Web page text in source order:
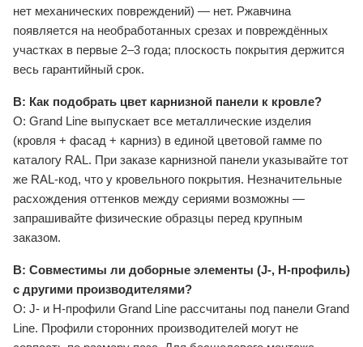
нет механических повреждений) — нет. Ржавчина
появляется на необработанных срезах и повреждённых
участках в первые 2–3 года; плоскость покрытия держится
весь гарантийный срок.
В: Как подобрать цвет карнизной панели к кровле?
О: Grand Line выпускает все металлические изделия
(кровля + фасад + карниз) в единой цветовой гамме по
каталогу RAL. При заказе карнизной панели указывайте тот
же RAL-код, что у кровельного покрытия. Незначительные
расхождения оттенков между сериями возможны —
запрашивайте физические образцы перед крупным
заказом.
В: Совместимы ли доборные элементы (J-, H-профиль)
с другими производителями?
О: J- и H-профили Grand Line рассчитаны под панели Grand
Line. Профили сторонних производителей могут не